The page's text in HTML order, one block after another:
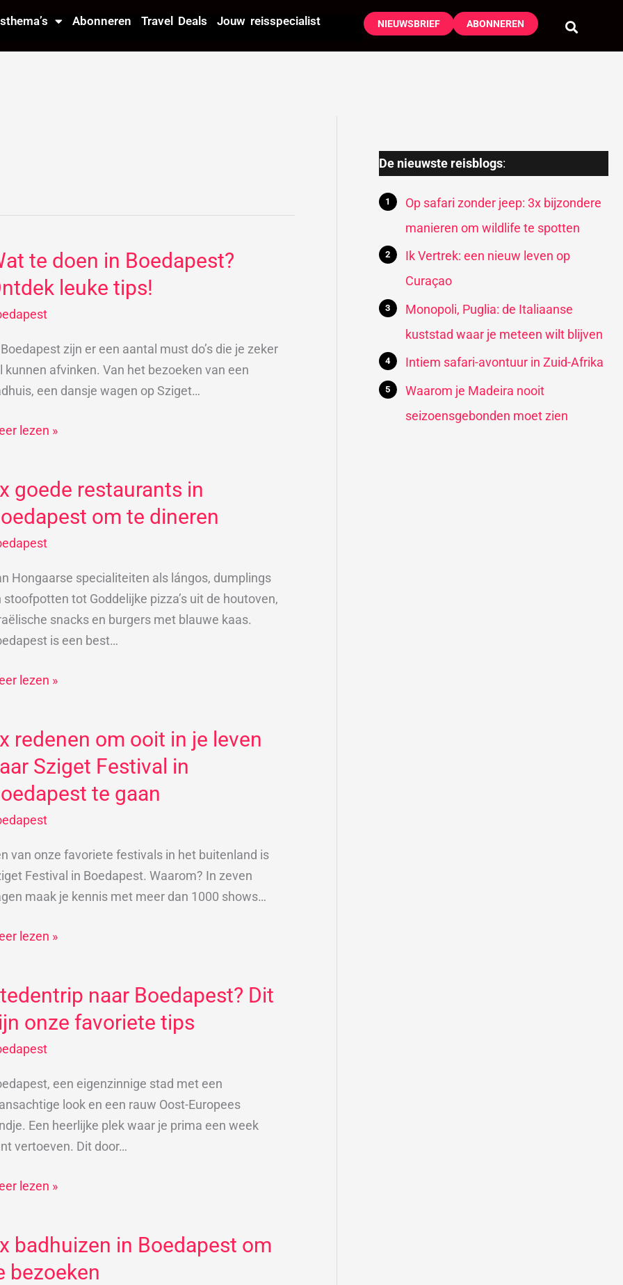
ABONNEREN
NIEUWSBRIEF
Abonneren Travel Deals
Jouw reisspecialist
te doen in Boedapest?
leuke tips!
zijn er een aantal must do’s die je zeker
kunnen afvinken. Van het bezoeken van een
een dansje wagen op Sziget…
lezen »
goede restaurants in
om te dineren
Hongaarse specialiteiten als lángos, dumplings
stoofpotten tot Goddelijke pizza’s uit de houtoven,
snacks en burgers met blauwe kaas.
is een best…
lezen »
redenen om ooit in je leven
Sziget Festival in
te gaan
van onze favoriete festivals in het buitenland is
Festival in Boedapest. Waarom? In zeven
maak je kennis met meer dan 1000 shows…
lezen »
naar Boedapest? Dit
onze favoriete tips
een eigenzinnige stad met een
look en een rauw Oost-Europees
Een heerlijke plek waar je prima een week
vertoeven. Dit door…
lezen »
badhuizen in Boedapest om
bezoeken
De nieuwste reisblogs:
Op safari zonder jeep: 3x bijzondere
manieren om wildlife te spotten
Ik Vertrek: een nieuw leven op
Curaçao
Monopoli, Puglia: de Italiaanse
kuststad waar je meteen wilt blijven
Intiem safari-avontuur in Zuid-Afrika
Waarom je Madeira nooit
seizoensgebonden moet zien